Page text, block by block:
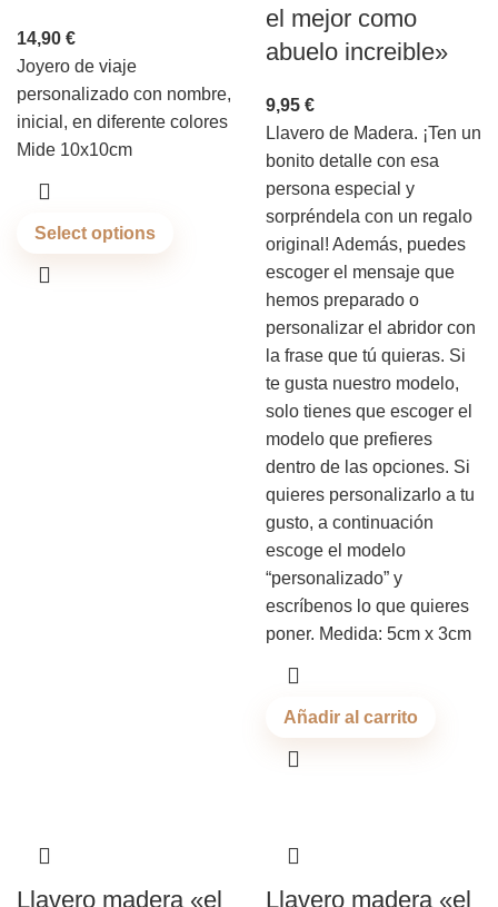
14,90 €
Joyero de viaje
personalizado con nombre,
inicial, en diferente colores
Mide 10x10cm
Select options
el mejor como
abuelo increible»
9,95 €
Llavero de Madera. ¡Ten un
bonito detalle con esa
persona especial y
sorpréndela con un regalo
original! Además, puedes
escoger el mensaje que
hemos preparado o
personalizar el abridor con
la frase que tú quieras. Si
te gusta nuestro modelo,
solo tienes que escoger el
modelo que prefieres
dentro de las opciones. Si
quieres personalizarlo a tu
gusto, a continuación
escoge el modelo
“personalizado” y
escríbenos lo que quieres
poner. Medida: 5cm x 3cm
Añadir al carrito
Llavero madera «el Llavero madera «el